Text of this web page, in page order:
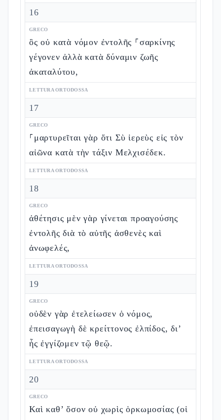
16
GRECO
ὃς οὐ κατὰ νόμον ἐντολῆς ⸀σαρκίνης
γέγονεν ἀλλὰ κατὰ δύναμιν ζωῆς
ἀκαταλύτου,
LETTURA ORTODOSSA
17
GRECO
⸀μαρτυρεῖται γὰρ ὅτι Σὺ ἱερεὺς εἰς τὸν
αἰῶνα κατὰ τὴν τάξιν Μελχισέδεκ.
LETTURA ORTODOSSA
18
GRECO
ἀθέτησις μὲν γὰρ γίνεται προαγούσης
ἐντολῆς διὰ τὸ αὐτῆς ἀσθενὲς καὶ
ἀνωφελές,
LETTURA ORTODOSSA
19
GRECO
οὐδὲν γὰρ ἐτελείωσεν ὁ νόμος,
ἐπεισαγωγὴ δὲ κρείττονος ἐλπίδος, δι’
ἧς ἐγγίζομεν τῷ θεῷ.
LETTURA ORTODOSSA
20
GRECO
Καὶ καθ’ ὅσον οὐ χωρὶς ὁρκωμοσίας (οἱ